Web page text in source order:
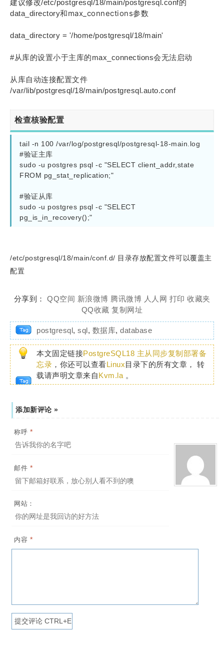
建议修改/etc/postgresql/18/main/postgresql.conf的
data_directory和max_connections参数
data_directory = '/home/postgresql/18/main'
#从库的设置小于主库的max_connections会无法启动
从库自动连接配置文件
/var/lib/postgresql/18/main/postgresql.auto.conf
检查核验配置
tail -n 100 /var/log/postgresql/postgresql-18-main.log
#验证主库
sudo -u postgres psql -c "SELECT client_addr,state
FROM pg_stat_replication;"
#验证从库
sudo -u postgres psql -c "SELECT
pg_is_in_recovery();"
/etc/postgresql/18/main/conf.d/ 目录存放配置文件可以覆盖主
配置
分享到： QQ空间 新浪微博 腾讯微博 人人网 打印 收藏夹
QQ收藏 复制网址
postgresql, sql, 数据库, database
本文固定链接PostgreSQL18 主从同步复制部署备
忘录 ，你还可以查看Linux目录下的所有文章， 转
载请声明文章来自Kvm.la 。
添加新评论 »
称呼 *
邮件 *
网站：
内容 *